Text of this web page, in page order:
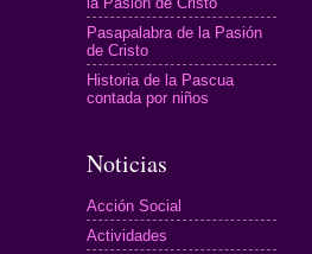
Pasapalabra de la Pasión
de Cristo
Historia de la Pascua
contada por niños
Noticias
Acción Social
Actividades